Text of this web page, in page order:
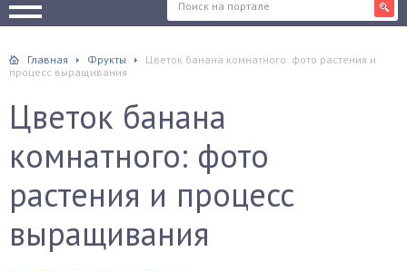
Главная Фрукты
Цветок банана комнатного: фото растения и
процесс выращивания
Цветок банана
комнатного: фото
растения и процесс
выращивания